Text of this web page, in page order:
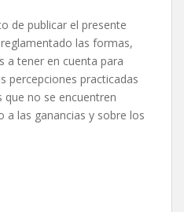
de publicar el presente
las formas,
a tener en cuenta para
percepciones practicadas
no se encuentren
a las ganancias y sobre los